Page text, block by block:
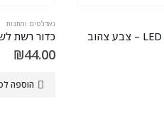
גאדג'טים ומתנות
כדור רשת
₪44.00
הוספה